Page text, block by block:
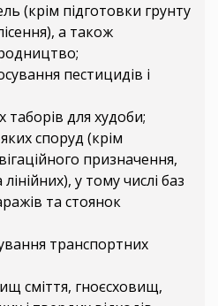
(крім підготовки грунту
а також
пестицидів і
таборів для худоби;
споруд (крім
призначення,
у тому числі баз
та стоянок
транспортних
сміття, гноєсховищ,